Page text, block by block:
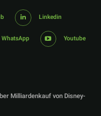
Linkedin
WhatsApp Youtube
Milliardenkauf von Disney-